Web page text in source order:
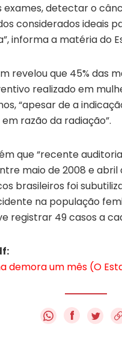
exames, detectar o
considerados ideais
informa a matéria do
revelou que 45% das
realizado em
“apesar de a
razão da radiação”.
que “recente
maio de 2008 e
brasileiros foi
na população
registrar 49 casos a
demora um mês (O
f